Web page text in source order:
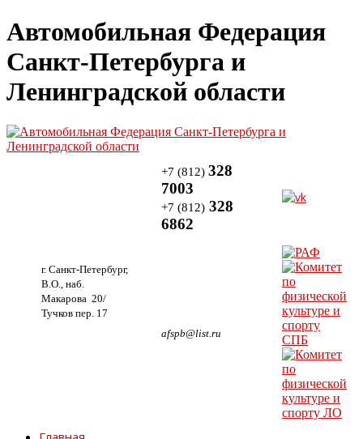
Автомобильная Федерация
Санкт-Петербурга и
Ленинградской области
г. Санкт-Петербург,
В.О., наб.
Макарова 20/
Тучков пер. 17
+7 (812) 328
7003
+7 (812) 328
6862
afspb@list.ru